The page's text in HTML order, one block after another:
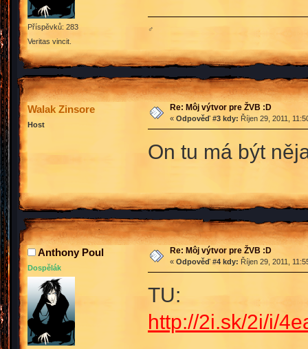
Příspěvků: 283
Veritas vincit.
♂
Walak Zinsore
Host
Re: Môj výtvor pre ŽVB :D
« Odpověď #3 kdy: Říjen 29, 2011,
On tu má být
Anthony Poul
Dospělák
Re: Môj výtvor pre ŽVB :D
« Odpověď #4 kdy: Říjen 29, 2011,
TU:
http://2i.sk/2i/i/